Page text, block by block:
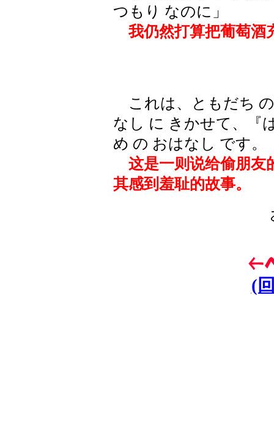
つもり なのに」
我仍然打算把葡萄酒
これは、ともだち
なし に きかせて、『
め の おはなし です。
这是一则说给偷朋友
其感到羞耻的故事。
(